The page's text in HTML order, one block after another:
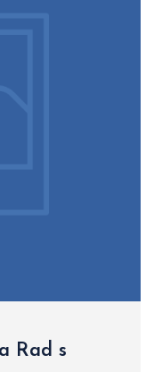
Rad s